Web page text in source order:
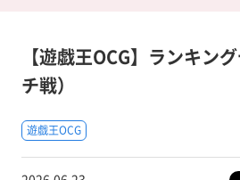
【遊戯王OCG】ランキン
チ戦）
遊戯王OCG